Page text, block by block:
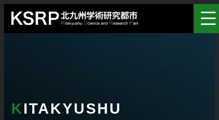
KITAKYUSHU